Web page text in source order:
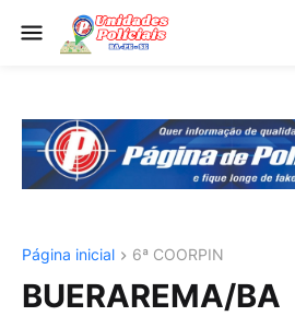
Página inicial 6ª COORPIN
BUERAREMA/BA